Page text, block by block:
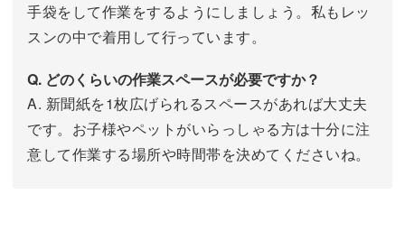
手袋をして作業をするようにしましょう。私もレッ
スンの中で着用して行っています。
Q. どのくらいの作業スペースが必要ですか？
A. 新聞紙を1枚広げられるスペースがあれば大丈夫
です。お子様やペットがいらっしゃる方は十分に注
意して作業する場所や時間帯を決めてくださいね。